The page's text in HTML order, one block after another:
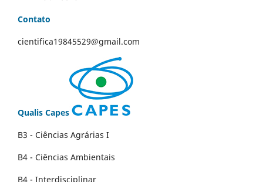
Contato
cientifica19845529@gmail.com
Qualis Capes
B3 - Ciências Agrárias I
B4 - Ciências Ambientais
B4 - Interdisciplinar